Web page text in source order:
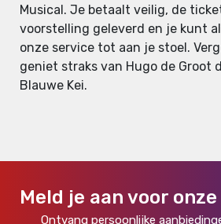
Musical. Je betaalt veilig, de
voorstelling geleverd en je kunt
onze service tot aan je stoel.
geniet straks van Hugo de Groot
Blauwe Kei.
Meld je aan voor
Ontvang persoonlijke